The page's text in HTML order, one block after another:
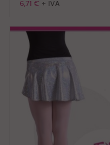
6,71 € + IVA